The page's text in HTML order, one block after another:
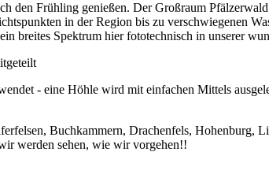
den Frühling genießen. Der Großraum
in der Region bis zu verschwiegenen
breites Spektrum hier fototechnisch in unserer
- eine Höhle wird mit einfachen Mittels
Buchkammern, Drachenfels, Hohenburg,
werden sehen, wie wir vorgehen!!